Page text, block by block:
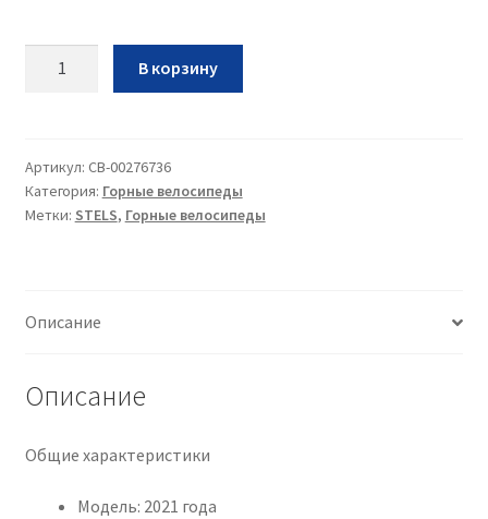
V
18
Sp
В корзину
Артикул: CB-00276736
Категория: Горные велосипеды
Метки: STELS, Горные велосипеды
Описание
Описание
Общие характеристики
Модель: 2021 года